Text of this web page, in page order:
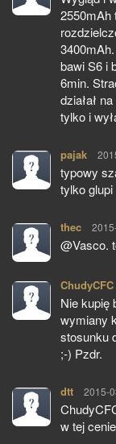
2550mAh
bawi S6 i
6min.
działał
tylko i
pajak
typowy
tylko
thec pisze:
@Vasco.
ChudyCFC
Nie kupię
wymiany
stosunku
;-) Pzdr.
dtt pisze:
2015-
w tej cenie